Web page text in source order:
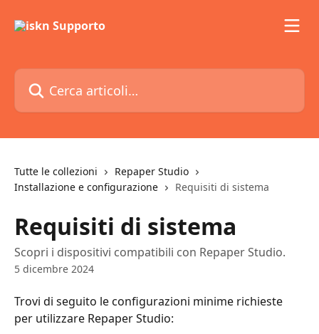
Cerca articoli…
Tutte le collezioni
Repaper Studio
Installazione e configurazione
Requisiti di sistema
Requisiti di sistema
Scopri i dispositivi compatibili con Repaper Studio.
5 dicembre 2024
Trovi di seguito le configurazioni minime richieste
per utilizzare Repaper Studio: